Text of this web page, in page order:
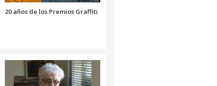
20 años de los Premios Graffiti